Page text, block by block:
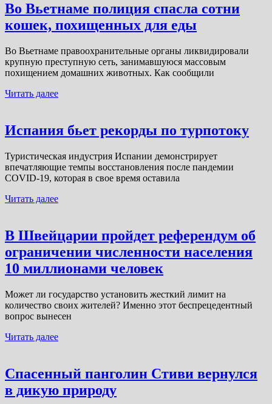
Во Вьетнаме полиция спасла сотни
кошек, похищенных для еды
Во Вьетнаме правоохранительные органы ликвидировали
крупную преступную сеть, занимавшуюся массовым
похищением домашних животных. Как сообщили
Читать далее
Испания бьет рекорды по турпотоку
Туристическая индустрия Испании демонстрирует
впечатляющие темпы восстановления после пандемии
COVID-19, которая в свое время оставила
Читать далее
В Швейцарии пройдет референдум об
ограничении численности населения
10 миллионами человек
Может ли государство установить жесткий лимит на
количество своих жителей? Именно этот беспрецедентный
вопрос вынесен
Читать далее
Спасенный панголин Стиви вернулся
в дикую природу